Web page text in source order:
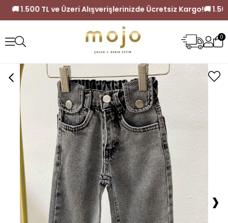
Kargo! 🚚 1.500 TL ve Üzeri Alışverişlerinizde Ücretsiz
0
›